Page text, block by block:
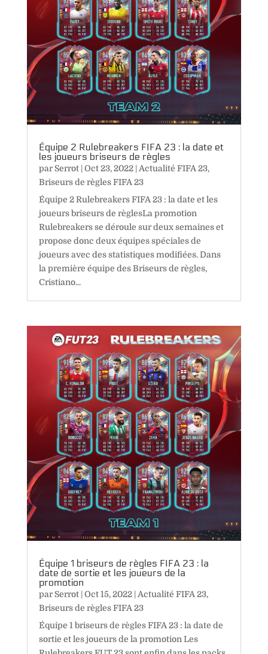
Équipe 2 Rulebreakers FIFA 23 : la date et
les joueurs briseurs de règles
parSerrot| Oct 23, 2022| Actualité FIFA 23,
Briseurs de règles FIFA 23
Équipe 2 Rulebreakers FIFA 23 : la date et les
joueurs briseurs de règlesLa promotion
Rulebreakers se déroule sur deux semaines et
propose donc deux équipes spéciales de
joueurs avec des statistiques modifiées. Dans
la première équipe des Briseurs de règles,
Cristiano...
Équipe 1 briseurs de règles FIFA 23 : la
date de sortie et les joueurs de la
promotion
parSerrot|Oct 15, 2022| Actualité FIFA 23,
Briseurs de règles FIFA 23
Équipe 1 briseurs de règles FIFA 23 : la date de
sortie et les joueurs de la promotion Les